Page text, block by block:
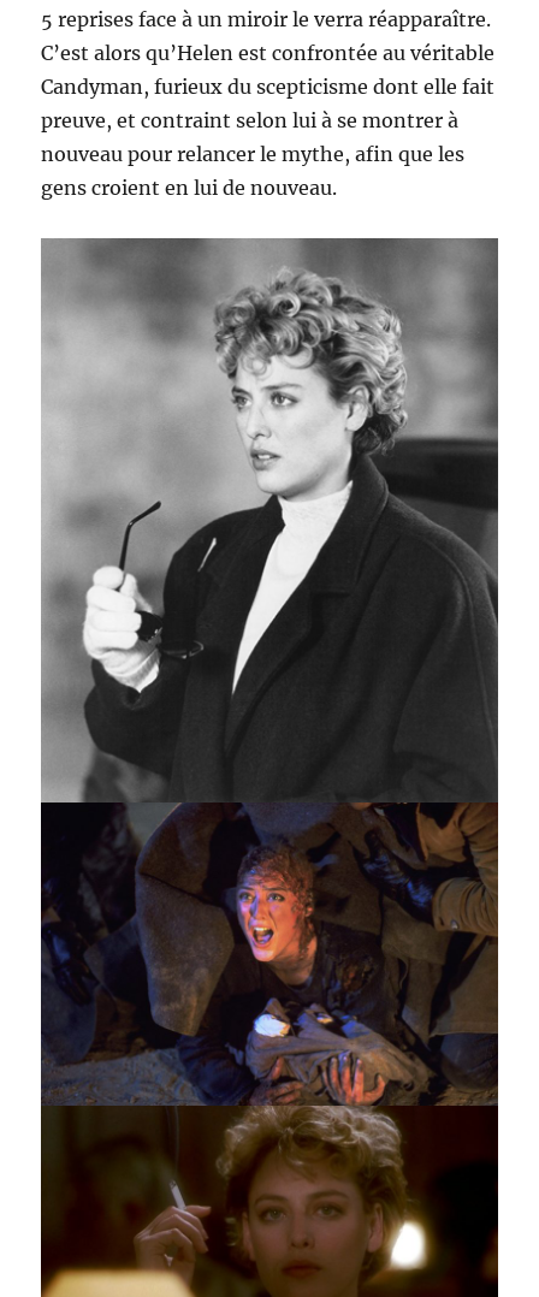
5 reprises face à un miroir le verra réapparaître.
C’est alors qu’Helen est confrontée au véritable
Candyman, furieux du scepticisme dont elle fait
preuve, et contraint selon lui à se montrer à
nouveau pour relancer le mythe, afin que les
gens croient en lui de nouveau.